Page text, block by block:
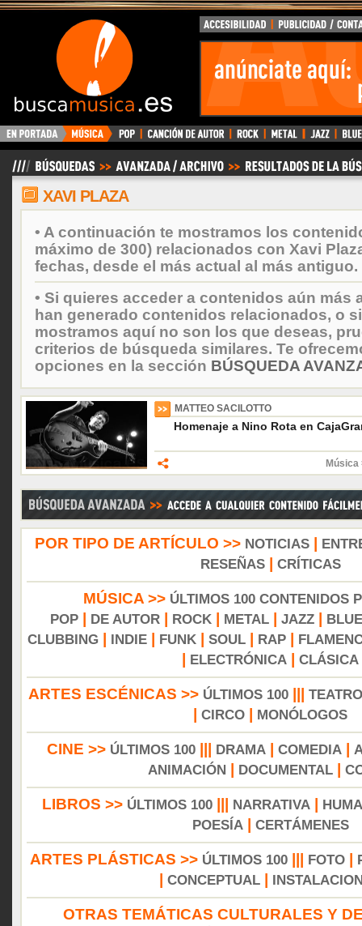
BuscaMusica.es
XAVI PLAZA
• A continuación te mostramos los
máximo de 300) relacionados con Xavi
fechas, desde el más actual al más antiguo.
• Si quieres acceder a contenidos aún más
han generado contenidos relacionados, o
mostramos aquí no son los que deseas,
criterios de búsqueda similares. Te
opciones en la sección BÚSQUEDA
MATTEO SACILOTTO
Homenaje a Nino Rota en
Música
POR TIPO DE ARTÍCULO >> NOTICIAS|
RESEÑAS| CRÍTICAS
MÚSICA >> ÚLTIMOS 100 CONTENIDOS
POP
DE AUTOR ROCK METAL JAZZ
CLUBBING
INDIE FUNK SOUL RAP
ELECTRÓNICA CLÁSICA
ARTES ESCÉNICAS >> ÚLTIMOS 100||| TEATRO
CIRCO MONÓLOGOS
CINE >> ÚLTIMOS 100 DRAMA COMEDIA
ANIMACIÓN
DOCUMENTAL|
LIBROS >> ÚLTIMOS 100 NARRATIVA
POESÍA| CERTÁMENES
ARTES PLÁSTICAS >> ÚLTIMOS 100 FOTO
CONCEPTUAL
OTRAS TEMÁTICAS CULTURALES Y